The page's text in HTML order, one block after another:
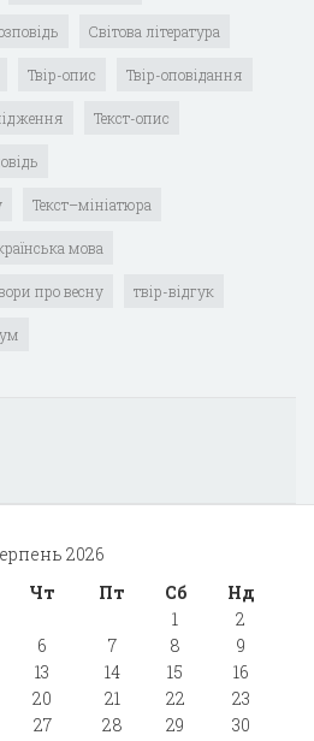
Світова література
Твір-опис Твір-оповідання
Текст-опис
Текст–мініатюра
мова
про весну твір-відгук
2026
Чт Пт Сб
Нд
1
2
6 7 8
9
13 14 15
16
20 21 22
23
27 28 29
30